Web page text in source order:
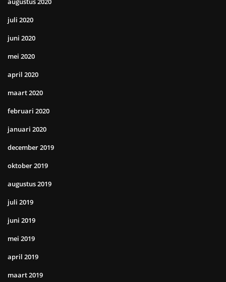
juli 2020
juni 2020
mei 2020
april 2020
maart 2020
februari 2020
januari 2020
december 2019
oktober 2019
augustus 2019
juli 2019
juni 2019
mei 2019
april 2019
maart 2019